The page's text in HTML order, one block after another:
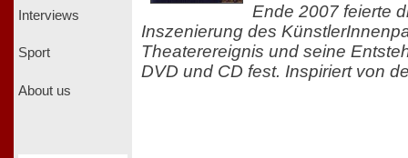
Interviews
Sport
About us
Ende 2007 feierte
Inszenierung des
Theaterereignis und seine
DVD und CD fest. Inspiriert von